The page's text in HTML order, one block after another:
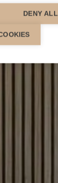
DENY ALL